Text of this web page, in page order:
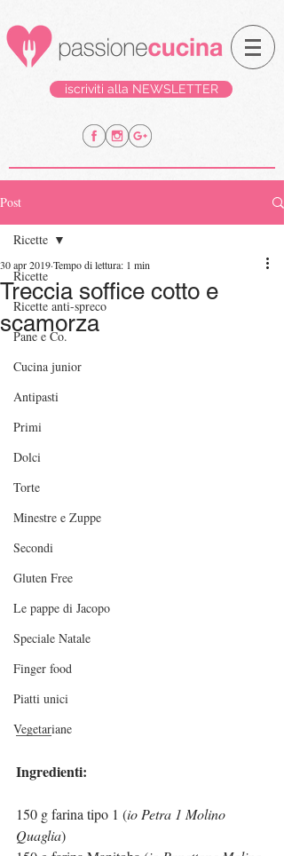
iscriviti alla NEWSLETTER
Post
Ricette
Ricette anti-spreco
Pane e Co.
Cucina junior
Antipasti
Primi
Dolci
Torte
Minestre e Zuppe
Secondi
Gluten Free
Le pappe di Jacopo
Speciale Natale
Finger food
Piatti unici
Vegetariane
Ricette
Treccia soffice cotto e
scamorza
30 apr 2019Tempo di lettura: 1 min
_____
Ingredienti:
150 g farina tipo 1 (io Petra 1 Molino
Quaglia)